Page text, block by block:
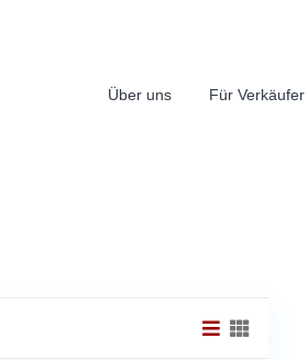
Über uns Für Verkäufer